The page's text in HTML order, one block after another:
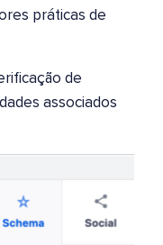
práticas de
de
associados